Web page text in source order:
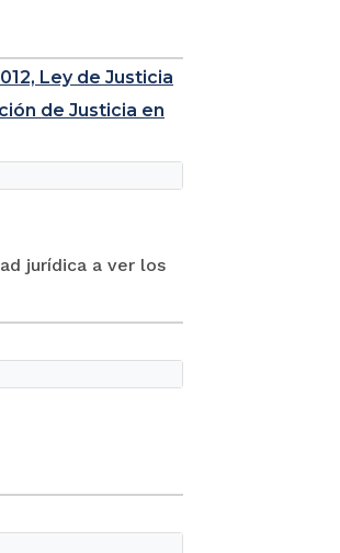
Ley de Justicia
de Justicia en
jurídica a ver los